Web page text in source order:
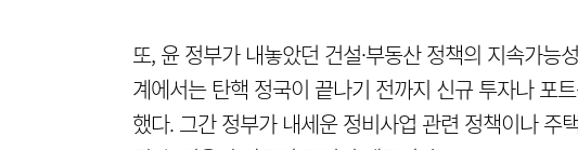
또, 윤 정부가 내놓았던 건설·부동산 정책의 지속가능
계에서는 탄핵 정국이 끝나기 전까지 신규 투자나 포
했다. 그간 정부가 내세운 정비사업 관련 정책이나 주